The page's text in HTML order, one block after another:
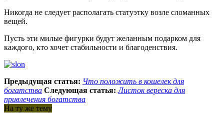
Никогда не следует располагать статуэтку возле сломанных
вещей.
Пусть эти милые фигурки будут желанным подарком для
каждого, кто хочет стабильности и благоденствия.
Предыдущая статья: Что положить в кошелек для
богатства Следующая статья: Листок вереска для
привлечения богатства
На ту же тему